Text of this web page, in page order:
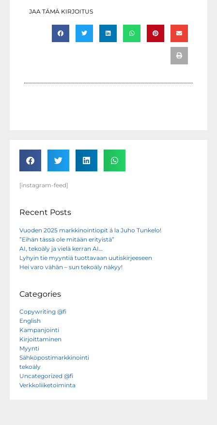
JAA TÄMÄ KIRJOITUS
[instagram-feed]
Recent Posts
Vuoden 2025 markkinointiopit á la Juho Tunkelo!
”Eihän tässä ole mitään erityistä”
AI, tekoäly ja vielä kerran AI…
Lyhyin tie myyntiä tuottavaan uutiskirjeeseen
Hei varo vähän – sun tekoäly näkyy!
Categories
Copywriting @fi
English
Kampanjointi
Kirjoittaminen
Myynti
Sähköpostimarkkinointi
tekoäly
Uncategorized @fi
Verkkoliiketoiminta